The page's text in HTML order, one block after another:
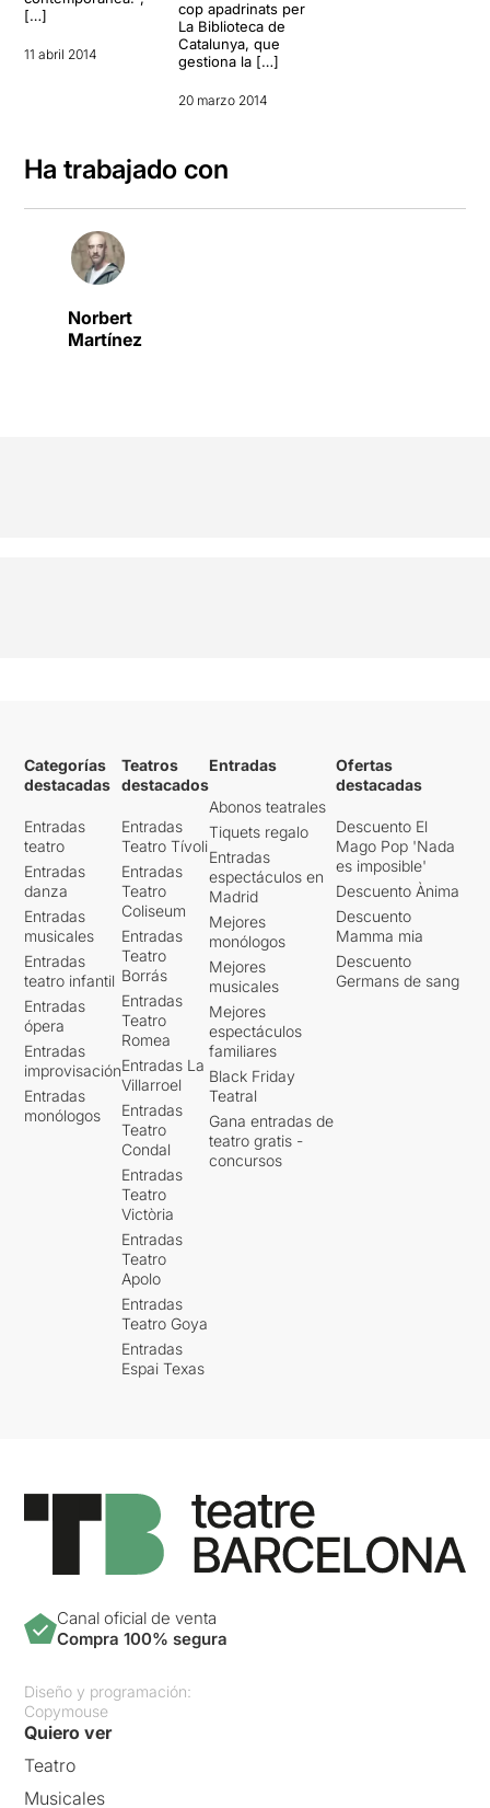
[…]
11 abril 2014
cop apadrinats per
La Biblioteca de
Catalunya, que
gestiona la […]
20 marzo 2014
Ha trabajado con
Norbert
Martínez
Categorías
destacadas
Entradas
teatro
Entradas
danza
Entradas
musicales
Entradas
teatro infantil
Entradas
ópera
Entradas
improvisación
Entradas
monólogos
Teatros
destacados
Entradas
Teatro Tívoli
Entradas
Teatro
Coliseum
Entradas
Teatro
Borrás
Entradas
Teatro
Romea
Entradas La
Villarroel
Entradas
Teatro
Condal
Entradas
Teatro
Victòria
Entradas
Teatro
Apolo
Entradas
Teatro Goya
Entradas
Espai Texas
Entradas
Abonos teatrales
Tiquets regalo
Entradas
espectáculos en
Madrid
Mejores
monólogos
Mejores
musicales
Mejores
espectáculos
familiares
Black Friday
Teatral
Gana entradas de
teatro gratis -
concursos
Ofertas
destacadas
Descuento El
Mago Pop 'Nada
es imposible'
Descuento Ànima
Descuento
Mamma mia
Descuento
Germans de sang
Canal oficial de venta
Compra 100% segura
Diseño y programación:
Copymouse
Quiero ver
Teatro
Musicales